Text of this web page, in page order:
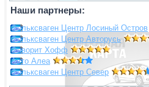
Наши партнеры:
Фольксваген Центр Лосиный Остров
Фольксваген Центр Авторусь
Фаворит Хофф
Авто Алеа
Фольксваген Центр Север